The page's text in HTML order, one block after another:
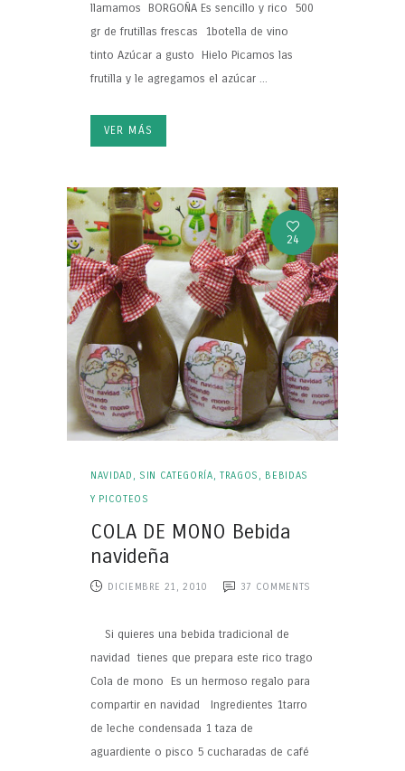
llamamos BORGOÑA Es sencillo y rico 500
gr de frutillas frescas 1botella de vino
tinto Azúcar a gusto Hielo Picamos las
frutilla y le agregamos el azúcar ...
VER MÁS
24
NAVIDAD , SIN CATEGORÍA, TRAGOS, BEBIDAS
Y PICOTEOS
COLA DE MONO Bebida
navideña
DICIEMBRE 21, 2010 37 COMMENTS
Si quieres una bebida tradicional de
navidad tienes que prepara este rico trago
Cola de mono Es un hermoso regalo para
compartir en navidad Ingredientes 1tarro
de leche condensada 1 taza de
aguardiente o pisco 5 cucharadas de café